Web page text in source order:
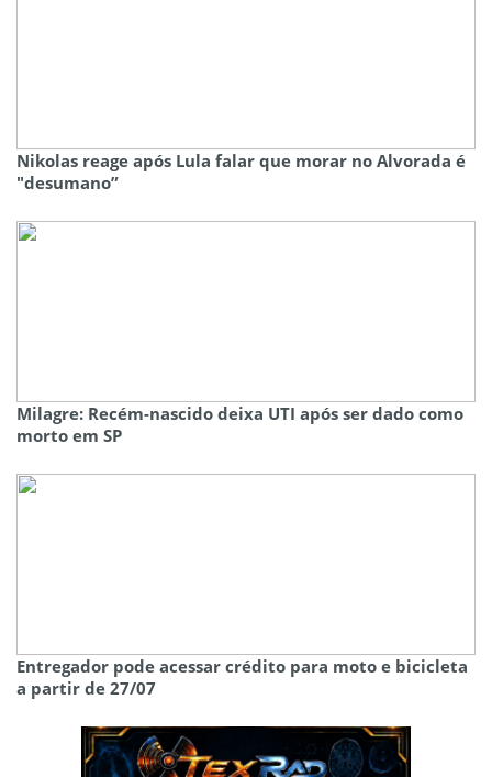
Nikolas reage após Lula falar que morar no Alvorada é
"desumano”
Milagre: Recém-nascido deixa UTI após ser dado como
morto em SP
Entregador pode acessar crédito para moto e bicicleta
a partir de 27/07